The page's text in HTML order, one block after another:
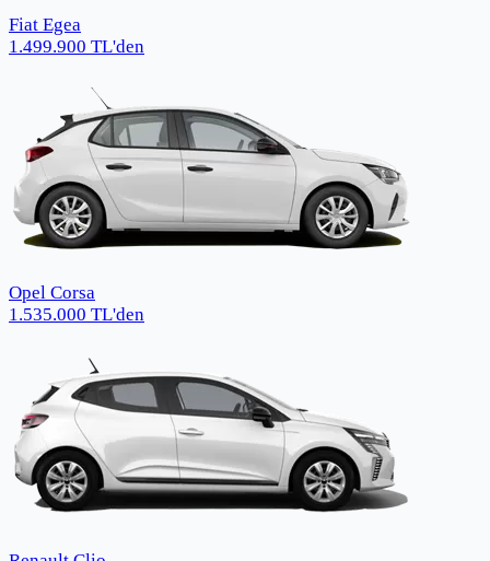
Fiat Egea
1.499.900 TL'den
Opel Corsa
1.535.000 TL'den